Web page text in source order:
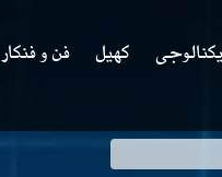
کھیل فن و فنکار